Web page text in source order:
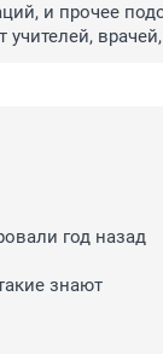
и прочее
год назад
знают